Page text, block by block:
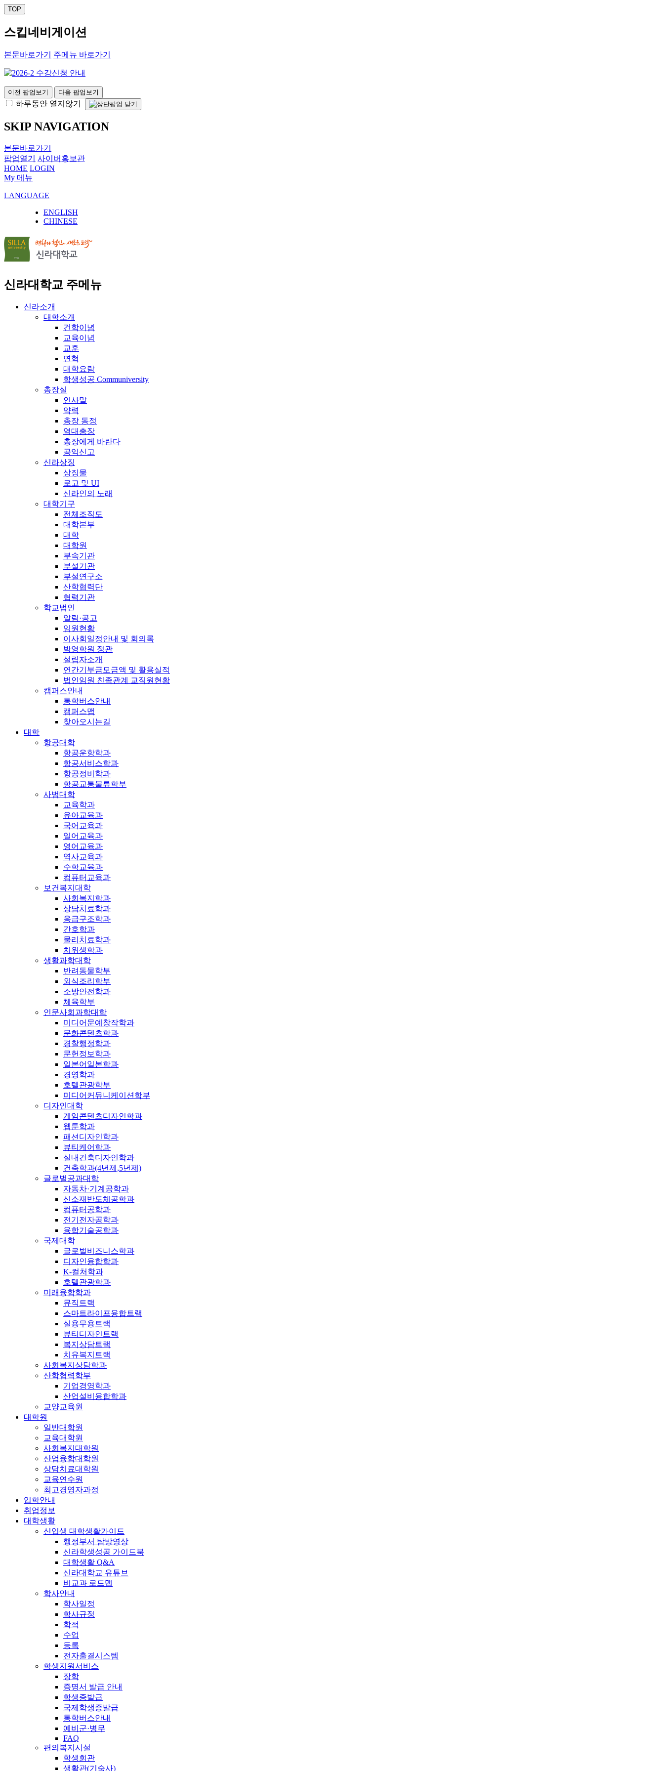
TOP
스킵네비게이션
본문바로가기 주메뉴 바로가기
이전 팝업보기 다음 팝업보기
하루동안 열지않기
SKIP NAVIGATION
본문바로가기
팝업열기
사이버홍보관
HOME LOGIN
My 메뉴
LANGUAGE
ENGLISH
CHINESE
신라대학교 주메뉴
신라소개
대학소개
건학이념
교육이념
교훈
연혁
대학요람
학생성공 Communiversity
총장실
인사말
약력
총장 동정
역대총장
총장에게 바란다
공익신고
신라상징
상징물
로고 및 UI
신라인의 노래
대학기구
전체조직도
대학본부
대학
대학원
부속기관
부설기관
부설연구소
산학협력단
협력기관
학교법인
알림·공고
임원현황
이사회일정안내 및 회의록
박영학원 정관
설립자소개
연간기부금모금액 및 활용실적
법인임원 친족관계 교직원현황
캠퍼스안내
통학버스안내
캠퍼스맵
찾아오시는길
대학
항공대학
항공운항학과
항공서비스학과
항공정비학과
항공교통물류학부
사범대학
교육학과
유아교육과
국어교육과
일어교육과
영어교육과
역사교육과
수학교육과
컴퓨터교육과
보건복지대학
사회복지학과
상담치료학과
응급구조학과
간호학과
물리치료학과
치위생학과
생활과학대학
반려동물학부
외식조리학부
소방안전학과
체육학부
인문사회과학대학
미디어문예창작학과
문화콘텐츠학과
경찰행정학과
문헌정보학과
일본어일본학과
경영학과
호텔관광학부
미디어커뮤니케이션학부
디자인대학
게임콘텐츠디자인학과
웹툰학과
패션디자인학과
뷰티케어학과
실내건축디자인학과
건축학과(4년제,5년제)
글로벌공과대학
자동차·기계공학과
신소재반도체공학과
컴퓨터공학과
전기전자공학과
융합기술공학과
국제대학
글로벌비즈니스학과
디자인융합학과
K-컬처학과
호텔관광학과
미래융합학과
뮤직트랙
스마트라이프융합트랙
실용무용트랙
뷰티디자인트랙
복지상담트랙
치유복지트랙
사회복지상담학과
산학협력학부
기업경영학과
산업설비융합학과
교양교육원
대학원
일반대학원
교육대학원
사회복지대학원
산업융합대학원
상담치료대학원
교육연수원
최고경영자과정
입학안내
취업정보
대학생활
신입생 대학생활가이드
행정부서 탐방영상
신라학생성공 가이드북
대학생활 Q&A
신라대학교 유튜브
비교과 로드맵
학사안내
학사일정
학사규정
학적
수업
등록
전자출결시스템
학생지원서비스
장학
증명서 발급 안내
학생증발급
국제학생증발급
통학버스안내
예비군·병무
FAQ
편의복지시설
학생회관
생활관(기숙사)